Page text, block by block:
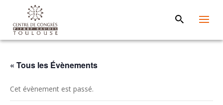
« Tous les Évènements
Cet évènement est passé.